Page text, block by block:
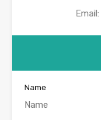
Email:
Name